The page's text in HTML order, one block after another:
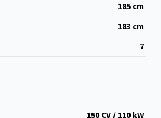
185 cm
183 cm
7
150 CV / 110 kW